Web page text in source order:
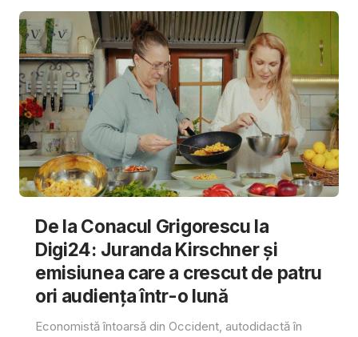
De la Conacul Grigorescu la
Digi24: Juranda Kirschner și
emisiunea care a crescut de patru
ori audiența într-o lună
Economistă întoarsă din Occident, autodidactă în